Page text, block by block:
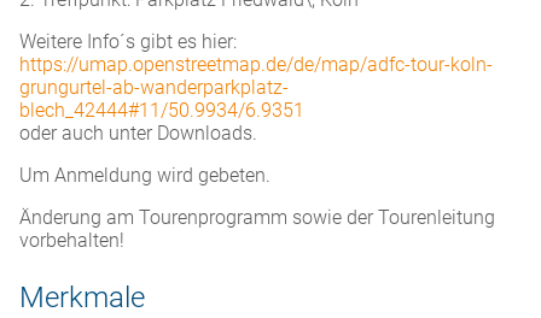
Weitere Info´s gibt es hier:
https://umap.openstreetmap.de/de/map/adfc-tour-koln-
grungurtel-ab-wanderparkplatz-
blech_42444#11/50.9934/6.9351
oder auch unter Downloads.
Um Anmeldung wird gebeten.
Änderung am Tourenprogramm sowie der Tourenleitung
vorbehalten!
Merkmale